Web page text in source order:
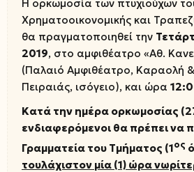
Η ορκωμοσία των πτυχιούχων
Χρηματοοικονομικής και
θα πραγματοποιηθεί την
2019, στο αμφιθέατρο «Αθ.
(Παλαιό Αμφιθέατρο, Καραολή
Πειραιάς, ισόγειο), και ώρα
Κατά την ημέρα ορκωμοσίας
ενδιαφερόμενοι θα πρέπει να
Γραμματεία του Τμήματος (1ος
τουλάχιστον μία (1) ώρα